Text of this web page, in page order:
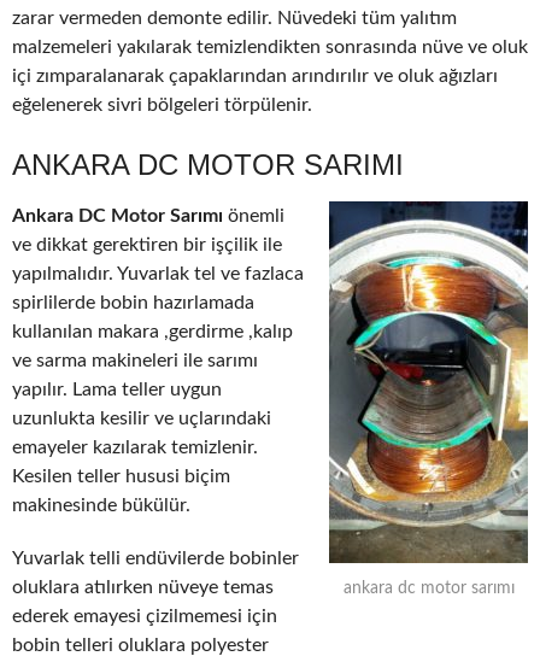
zarar vermeden demonte edilir. Nüvedeki tüm yalıtım
malzemeleri yakılarak temizlendikten sonrasında nüve ve oluk
içi zımparalanarak çapaklarından arındırılır ve oluk ağızları
eğelenerek sivri bölgeleri törpülenir.
ANKARA DC MOTOR SARIMI
ankara dc motor sarımı
Ankara DC Motor Sarımı önemli
ve dikkat gerektiren bir işçilik ile
yapılmalıdır. Yuvarlak tel ve fazlaca
spirlilerde bobin hazırlamada
kullanılan makara ,gerdirme ,kalıp
ve sarma makineleri ile sarımı
yapılır. Lama teller uygun
uzunlukta kesilir ve uçlarındaki
emayeler kazılarak temizlenir.
Kesilen teller hususi biçim
makinesinde bükülür.
Yuvarlak telli endüvilerde bobinler
oluklara atılırken nüveye temas
ederek emayesi çizilmemesi için
bobin telleri oluklara polyester